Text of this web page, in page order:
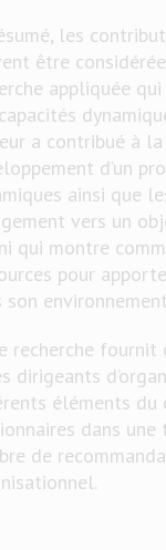
les
être
appliquée
a contribué à
d’un
ainsi que
vers un
qui montre
pour
son
recherche fournit
dirigeants
éléments du
dans
de